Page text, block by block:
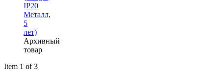
IP20
Металл,
5
лет)
Архивный
товар
Item 1 of 3